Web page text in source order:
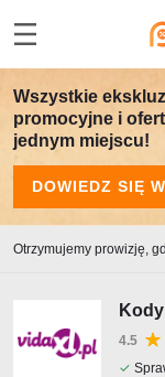
Wszystkie
promocyjne i
jednym miejscu!
DOWIEDZ SIĘ
Otrzymujemy prowizję,
4.5
✓